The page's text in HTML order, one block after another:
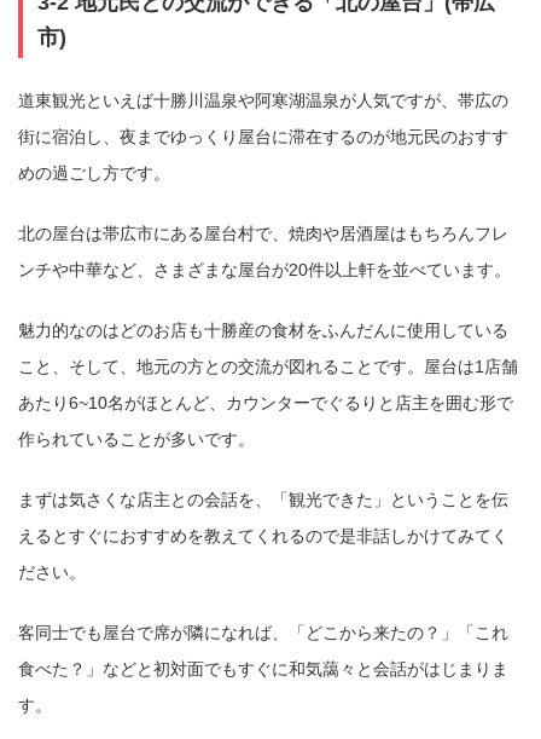
市)
道東観光といえば十勝川温泉や阿寒湖温泉が人気ですが、帯広の
街に宿泊し、夜までゆっくり屋台に滞在するのが地元民のおすす
めの過ごし方です。
北の屋台は帯広市にある屋台村で、焼肉や居酒屋はもちろんフレ
ンチや中華など、さまざまな屋台が20件以上軒を並べています。
魅力的なのはどのお店も十勝産の食材をふんだんに使用している
こと、そして、地元の方との交流が図れることです。屋台は1店舗
あたり6~10名がほとんど、カウンターでぐるりと店主を囲む形で
作られていることが多いです。
まずは気さくな店主との会話を、「観光できた」ということを伝
えるとすぐにおすすめを教えてくれるので是非話しかけてみてく
ださい。
客同士でも屋台で席が隣になれば、「どこから来たの？」「これ
食べた？」などと初対面でもすぐに和気藹々と会話がはじまりま
す。